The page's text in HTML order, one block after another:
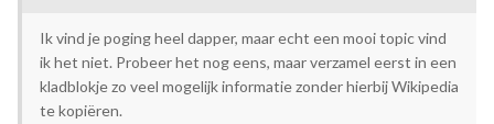
Ik vind je poging heel dapper, maar echt een mooi topic vind
ik het niet. Probeer het nog eens, maar verzamel eerst in een
kladblokje zo veel mogelijk informatie zonder hierbij Wikipedia
te kopiëren.